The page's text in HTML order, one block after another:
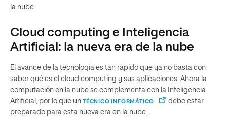
la nube.
Cloud computing e Inteligencia
Artificial: la nueva era de la nube
El avance de la tecnología es tan rápido que ya no basta con
saber qué es el cloud computing y sus aplicaciones. Ahora la
computación en la nube se complementa con la Inteligencia
Artificial, por lo que un TÉCNICO INFORMÁTICO
debe estar
preparado para esta nueva era en la nube.